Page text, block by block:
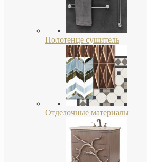
Полотенце сушитель
Отделочные материалы